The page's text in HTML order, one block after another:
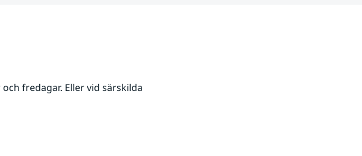
fredagar. Eller vid särskilda